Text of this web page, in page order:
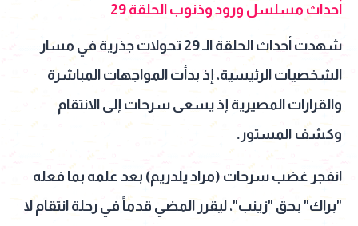
أحداث مسلسل ورود وذنوب الحلقة 29
شهدت أحداث الحلقة الـ 29 تحولات جذرية في مسار
الشخصيات الرئيسية، إذ بدأت المواجهات المباشرة
والقرارات المصيرية إذ يسعى سرحات إلى الانتقام
وكشف المستور.
انفجر غضب سرحات (مراد يلدريم) بعد علمه بما فعله
"براك" بحق "زينب"، ليقرر المضي قدماً في رحلة انتقام لا